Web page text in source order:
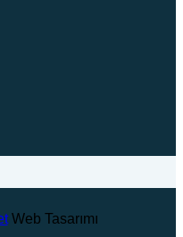
Web Tasarımı